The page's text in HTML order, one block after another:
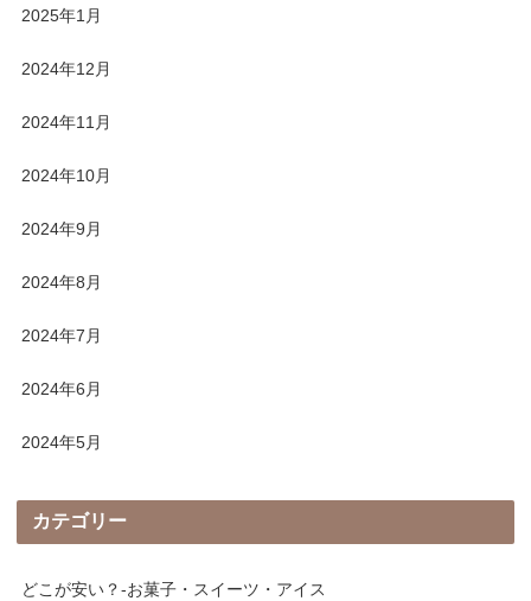
2025年1月
2024年12月
2024年11月
2024年10月
2024年9月
2024年8月
2024年7月
2024年6月
2024年5月
カテゴリー
どこが安い？-お菓子・スイーツ・アイス